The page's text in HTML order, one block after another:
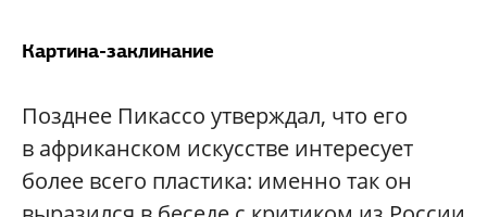
Картина-заклинание
Позднее Пикассо утверждал, что его
в африканском искусстве интересует
более всего пластика: именно так он